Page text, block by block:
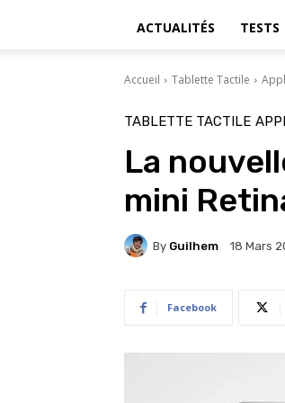
ACTUALITÉS TESTS
Accueil Tablette Tactile
TABLETTE TACTILE
La
mini
By Guilhem 18 Mars
Facebook